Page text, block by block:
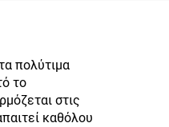
πολύτιμα
το
στις
καθόλου